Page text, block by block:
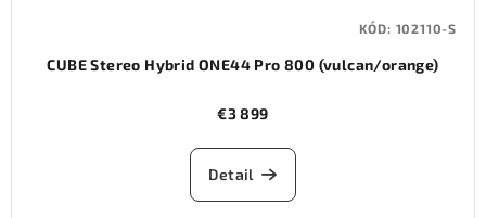
CUBE Stereo Hybrid ONE44 Pro 800 (vulcan/orange)
€3 899
Detail
KÓD: 102110-S